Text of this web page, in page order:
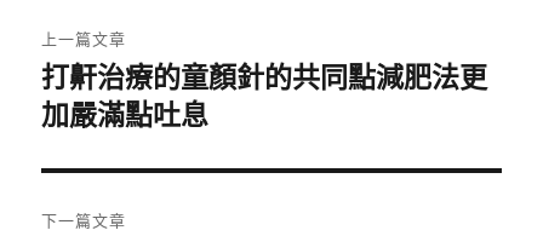
章
導
覽
上一篇文章
上
一
文
章:
打鼾治療的童顏針的共同點減肥法更
加嚴滿點吐息
下一篇文章